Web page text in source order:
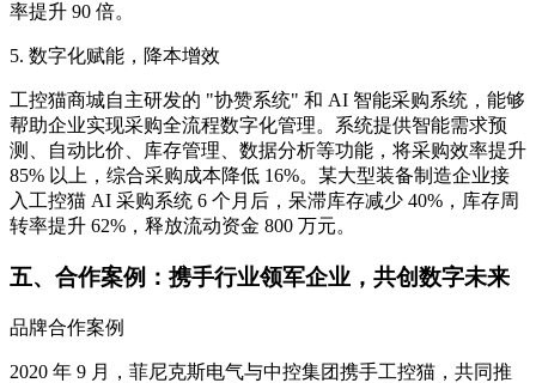
率提升 90 倍。
5. 数字化赋能，降本增效
工控猫商城自主研发的 "协赞系统" 和 AI 智能采购系统，能够
帮助企业实现采购全流程数字化管理。系统提供智能需求预
测、自动比价、库存管理、数据分析等功能，将采购效率提升
85% 以上，综合采购成本降低 16%。某大型装备制造企业接
入工控猫 AI 采购系统 6 个月后，呆滞库存减少 40%，库存周
转率提升 62%，释放流动资金 800 万元。
五、合作案例：携手行业领军企业，共创数字未来
品牌合作案例
2020 年 9 月，菲尼克斯电气与中控集团携手工控猫，共同推